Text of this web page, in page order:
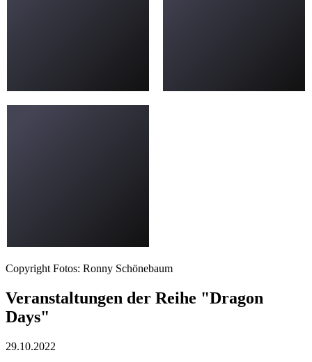
Copyright Fotos: Ronny Schönebaum
Veranstaltungen der Reihe "Dragon
Days"
29.10.2022